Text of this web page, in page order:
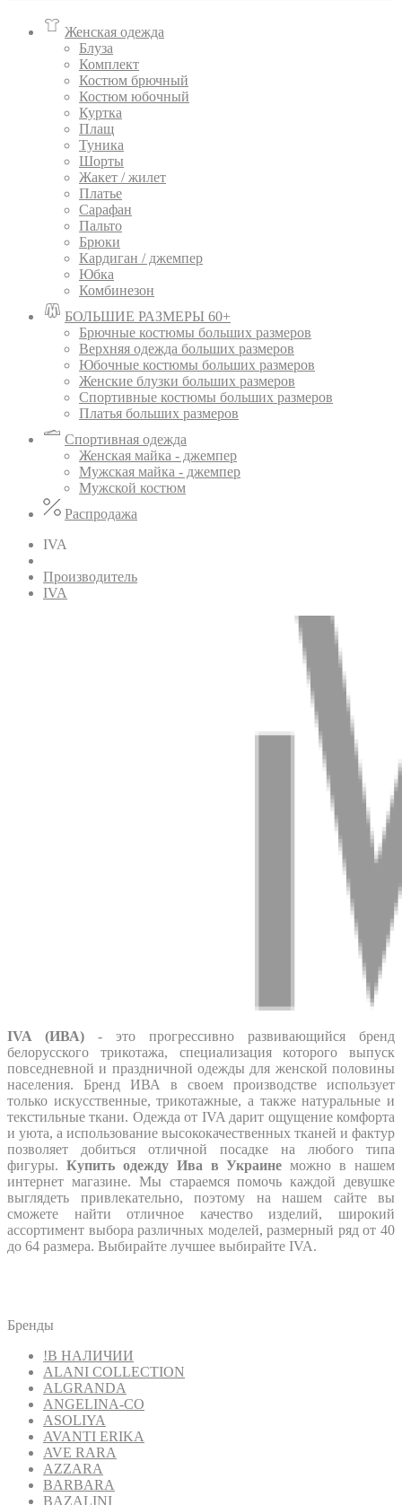
Женская одежда
Блуза
Комплект
Костюм брючный
Костюм юбочный
Куртка
Плащ
Туника
Шорты
Жакет / жилет
Платье
Сарафан
Пальто
Брюки
Кардиган / джемпер
Юбка
Комбинезон
БОЛЬШИЕ РАЗМЕРЫ 60+
Брючные костюмы больших размеров
Верхняя одежда больших размеров
Юбочные костюмы больших размеров
Женские блузки больших размеров
Спортивные костюмы больших размеров
Платья больших размеров
Спортивная одежда
Женская майка - джемпер
Мужская майка - джемпер
Мужской костюм
Распродажа
IVA
Производитель
IVA
IVA (ИВА) - это прогрессивно развивающийся бренд
белорусского трикотажа, специализация которого выпуск
повседневной и праздничной одежды для женской половины
населения. Бренд ИВА в своем производстве использует
только искусственные, трикотажные, а также натуральные и
текстильные ткани. Одежда от IVA дарит ощущение комфорта
и уюта, а использование высококачественных тканей и фактур
позволяет добиться отличной посадке на любого типа
фигуры. Купить одежду Ива в Украине можно в нашем
интернет магазине. Мы стараемся помочь каждой девушке
выглядеть привлекательно, поэтому на нашем сайте вы
сможете найти отличное качество изделий, широкий
ассортимент выбора различных моделей, размерный ряд от 40
до 64 размера. Выбирайте лучшее выбирайте IVA.
Бренды
!В НАЛИЧИИ
ALANI COLLECTION
ALGRANDA
ANGELINA-CO
ASOLIYA
AVANTI ERIKA
AVE RARA
AZZARA
BARBARA
BAZALINI